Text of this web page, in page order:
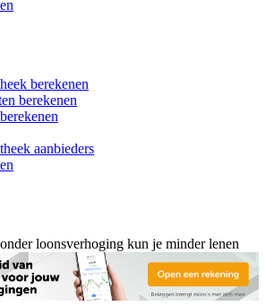
berekenen
berekenen
aanbieders
loonsverhoging kun je minder lenen